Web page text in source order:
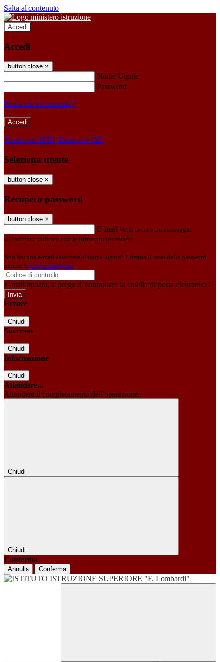
Salta al contenuto
Accedi
Accedi
button close ×
Nome Utente
Password
Password dimenticata?
-
Entra con SPID Entra con CIE
Seleziona utente
button close ×
Recupero password
button close ×
E-mail Verrà inviato un messaggio
all'indirizzo indicato con le istruzioni necessarie.
Non hai una e-mail associata al nome utente? Effettua il reset della password
tramite la Login Spaggiari
E-mail inviata, si prega di controllare la casella di posta elettronica!
Errore
Chiudi
Successo
Chiudi
Informazione
Chiudi
Attendere...
Attendere il completamento dell'operazione...
Chiudi
Chiudi
Conferma
Annulla Conferma